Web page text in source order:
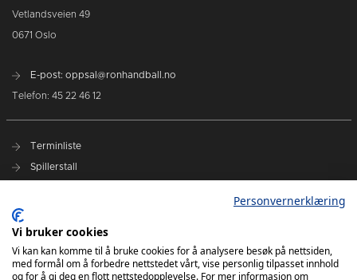
Vetlandsveien 49
0671 Oslo
E-post: oppsal@ronhandball.no
Telefon: 45 22 46 12
Terminliste
Spillerstall
Målklubben
Personvernerklæring
Vi bruker cookies
Vi kan kan komme til å bruke cookies for å analysere besøk på nettsiden,
med formål om å forbedre nettstedet vårt, vise personlig tilpasset innhold
og for å gi deg en flott nettstedopplevelse. For mer informasjon om